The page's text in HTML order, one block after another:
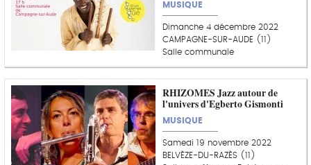
MUSIQUE
Dimanche 4 décembre 2022
CAMPAGNE-SUR-AUDE (11)
Salle communale
RHIZOMES Jazz autour de
l'univers d'Egberto Gismonti
MUSIQUE
Samedi 19 novembre 2022
BELVÈZE-DU-RAZÈS (11)